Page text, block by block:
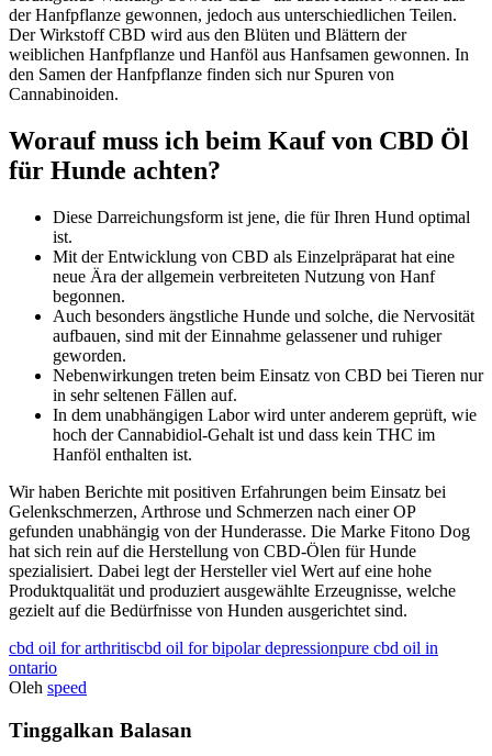
der Hanfpflanze gewonnen, jedoch aus unterschiedlichen Teilen.
Der Wirkstoff CBD wird aus den Blüten und Blättern der
weiblichen Hanfpflanze und Hanföl aus Hanfsamen gewonnen. In
den Samen der Hanfpflanze finden sich nur Spuren von
Cannabinoiden.
Worauf muss ich beim Kauf von CBD Öl
für Hunde achten?
Diese Darreichungsform ist jene, die für Ihren Hund optimal
ist.
Mit der Entwicklung von CBD als Einzelpräparat hat eine
neue Ära der allgemein verbreiteten Nutzung von Hanf
begonnen.
Auch besonders ängstliche Hunde und solche, die Nervosität
aufbauen, sind mit der Einnahme gelassener und ruhiger
geworden.
Nebenwirkungen treten beim Einsatz von CBD bei Tieren nur
in sehr seltenen Fällen auf.
In dem unabhängigen Labor wird unter anderem geprüft, wie
hoch der Cannabidiol-Gehalt ist und dass kein THC im
Hanföl enthalten ist.
Wir haben Berichte mit positiven Erfahrungen beim Einsatz bei
Gelenkschmerzen, Arthrose und Schmerzen nach einer OP
gefunden unabhängig von der Hunderasse. Die Marke Fitono Dog
hat sich rein auf die Herstellung von CBD-Ölen für Hunde
spezialisiert. Dabei legt der Hersteller viel Wert auf eine hohe
Produktqualität und produziert ausgewählte Erzeugnisse, welche
gezielt auf die Bedürfnisse von Hunden ausgerichtet sind.
cbd oil for arthritiscbd oil for bipolar depressionpure cbd oil in
ontario
Oleh speed
Tinggalkan Balasan